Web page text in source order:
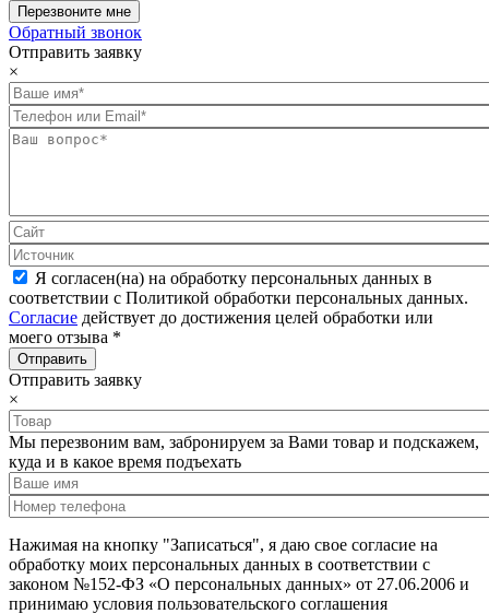
Обратный звонок
Отправить заявку
×
Я согласен(на) на обработку персональных данных в
соответствии с Политикой обработки персональных данных.
Согласие действует до достижения целей обработки или
моего отзыва *
Отправить заявку
×
Мы перезвоним вам, забронируем за Вами товар и подскажем,
куда и в какое время подъехать
Нажимая на кнопку "Записаться", я даю свое согласие на
обработку моих персональных данных в соответствии с
законом №152-ФЗ «О персональных данных» от 27.06.2006 и
принимаю условия пользовательского соглашения